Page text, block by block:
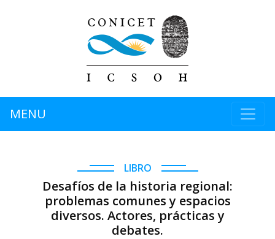
MENU
LIBRO
Desafíos de la historia regional:
problemas comunes y espacios
diversos. Actores, prácticas y
debates.